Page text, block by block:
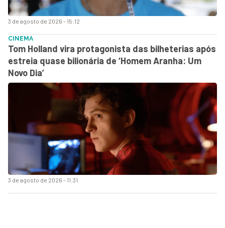
3 de agosto de 2026 - 15:12
3 de agosto de 2026 - 11:31
CINEMA
Tom Holland vira protagonista das bilheterias após
estreia quase bilionária de ‘Homem Aranha: Um
Novo Dia’